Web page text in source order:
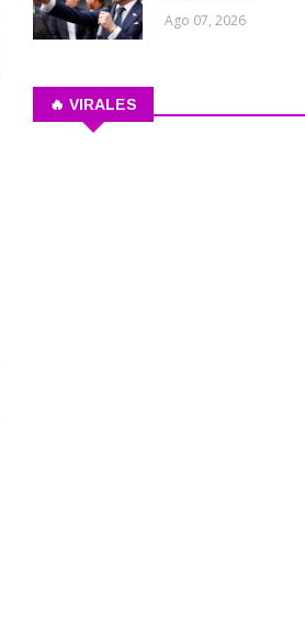
Ago 07, 2026
🔥 VIRALES